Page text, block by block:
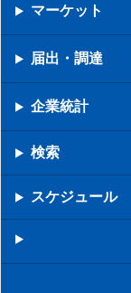
マーケット
届出・調達
企業統計
検索
スケジュール